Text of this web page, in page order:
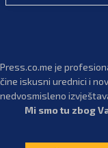
Press.co.me je
čine iskusni urednici i
nedvosmisleno
Mi smo tu zbog